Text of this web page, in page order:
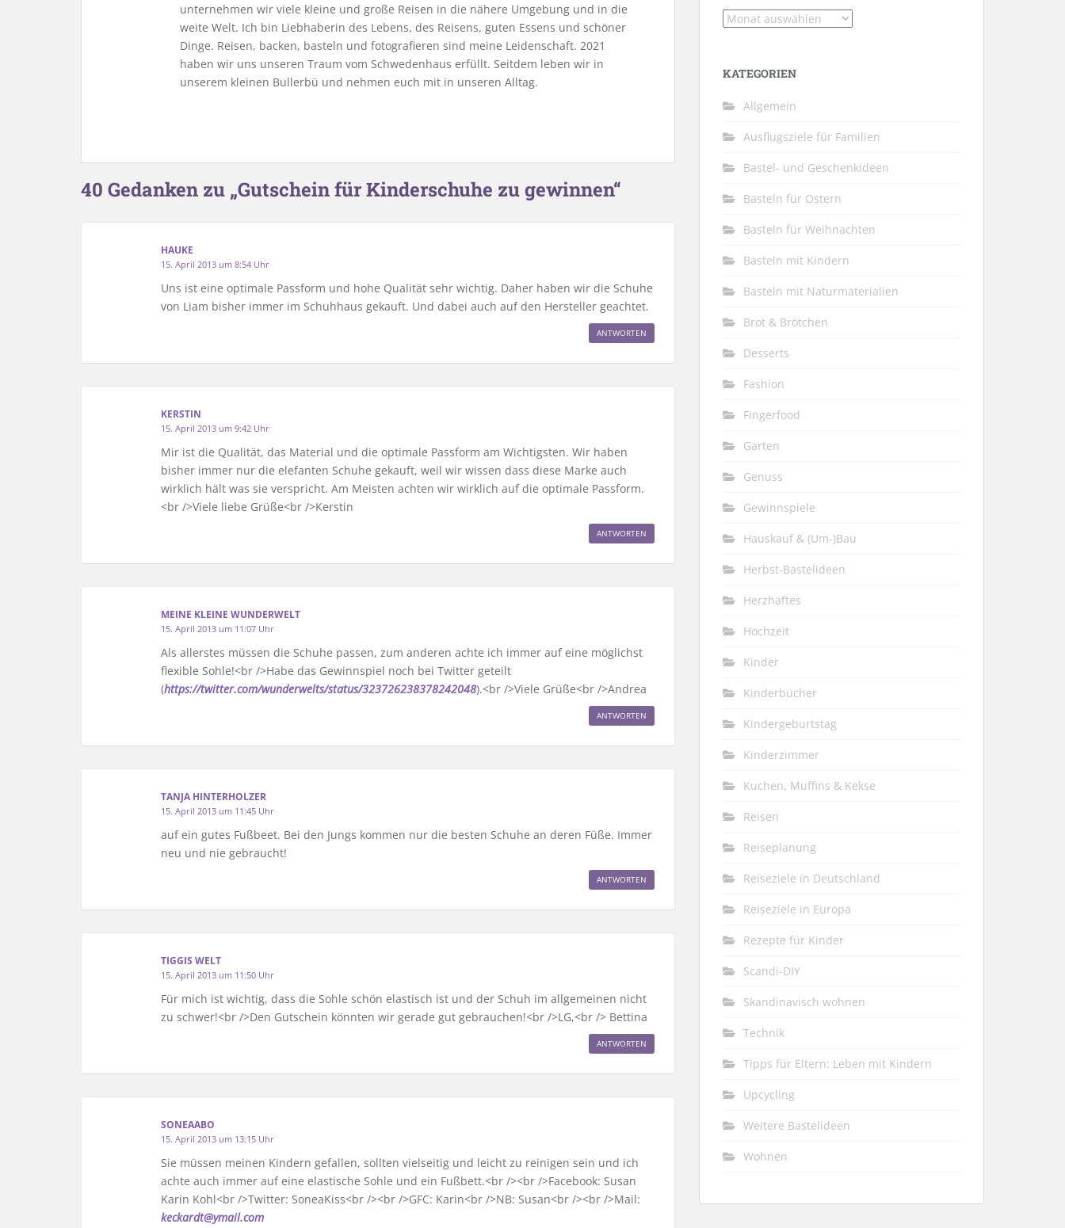
unternehmen wir viele kleine und große Reisen in die nähere Umgebung und in die
weite Welt. Ich bin Liebhaberin des Lebens, des Reisens, guten Essens und schöner
Dinge. Reisen, backen, basteln und fotografieren sind meine Leidenschaft. 2021
haben wir uns unseren Traum vom Schwedenhaus erfüllt. Seitdem leben wir in
unserem kleinen Bullerbü und nehmen euch mit in unseren Alltag.
40 Gedanken zu „Gutschein für Kinderschuhe zu gewinnen“
HAUKE
15. April 2013 um 8:54 Uhr
Uns ist eine optimale Passform und hohe Qualität sehr wichtig. Daher haben wir die Schuhe
von Liam bisher immer im Schuhhaus gekauft. Und dabei auch auf den Hersteller geachtet.
ANTWORTEN
KERSTIN
15. April 2013 um 9:42 Uhr
Mir ist die Qualität, das Material und die optimale Passform am Wichtigsten. Wir haben
bisher immer nur die elefanten Schuhe gekauft, weil wir wissen dass diese Marke auch
wirklich hält was sie verspricht. Am Meisten achten wir wirklich auf die optimale Passform.
<br />Viele liebe Grüße<br />Kerstin
ANTWORTEN
MEINE KLEINE WUNDERWELT
15. April 2013 um 11:07 Uhr
Als allerstes müssen die Schuhe passen, zum anderen achte ich immer auf eine möglichst
flexible Sohle!<br />Habe das Gewinnspiel noch bei Twitter geteilt
(https://twitter.com/wunderwelts/status/323726238378242048).<br />Viele Grüße<br />Andrea
ANTWORTEN
TANJA HINTERHOLZER
15. April 2013 um 11:45 Uhr
auf ein gutes Fußbeet. Bei den Jungs kommen nur die besten Schuhe an deren Füße. Immer
neu und nie gebraucht!
ANTWORTEN
TIGGIS WELT
15. April 2013 um 11:50 Uhr
Für mich ist wichtig, dass die Sohle schön elastisch ist und der Schuh im allgemeinen nicht
zu schwer!<br />Den Gutschein könnten wir gerade gut gebrauchen!<br />LG,<br /> Bettina
ANTWORTEN
SONEAABO
15. April 2013 um 13:15 Uhr
Sie müssen meinen Kindern gefallen, sollten vielseitig und leicht zu reinigen sein und ich
achte auch immer auf eine elastische Sohle und ein Fußbett.<br /><br />Facebook: Susan
Karin Kohl<br />Twitter: SoneaKiss<br /><br />GFC: Karin<br />NB: Susan<br /><br />Mail:
keckardt@ymail.com
Archiv
KATEGORIEN
Allgemein
Ausflugsziele für Familien
Bastel- und Geschenkideen
Basteln für Ostern
Basteln für Weihnachten
Basteln mit Kindern
Basteln mit Naturmaterialien
Brot & Brötchen
Desserts
Fashion
Fingerfood
Garten
Genuss
Gewinnspiele
Hauskauf & (Um-)Bau
Herbst-Bastelideen
Herzhaftes
Hochzeit
Kinder
Kinderbücher
Kindergeburtstag
Kinderzimmer
Kuchen, Muffins & Kekse
Reisen
Reiseplanung
Reiseziele in Deutschland
Reiseziele in Europa
Rezepte für Kinder
Scandi-DIY
Skandinavisch wohnen
Technik
Tipps für Eltern: Leben mit Kindern
Upcycling
Weitere Bastelideen
Wohnen